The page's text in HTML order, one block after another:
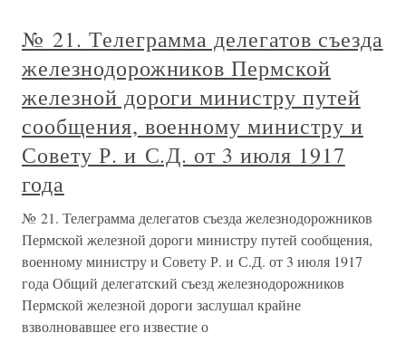
№ 21. Телеграмма делегатов съезда
железнодорожников Пермской
железной дороги министру путей
сообщения, военному министру и
Совету Р. и С.Д. от 3 июля 1917
года
№ 21. Телеграмма делегатов съезда железнодорожников
Пермской железной дороги министру путей сообщения,
военному министру и Совету Р. и С.Д. от 3 июля 1917
года Общий делегатский съезд железнодорожников
Пермской железной дороги заслушал крайне
взволновавшее его известие о